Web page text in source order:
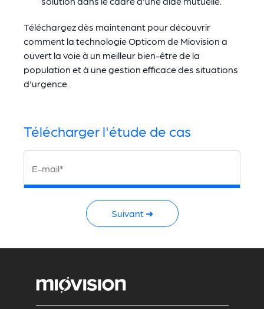
Téléchargez dès maintenant pour découvrir
comment la technologie Opticom de Miovision a
ouvert la voie à un meilleur bien-être de la
population et à une gestion efficace des situations
d'urgence.
Télécharger l'étude de cas
E-mail*
Suivant ➜